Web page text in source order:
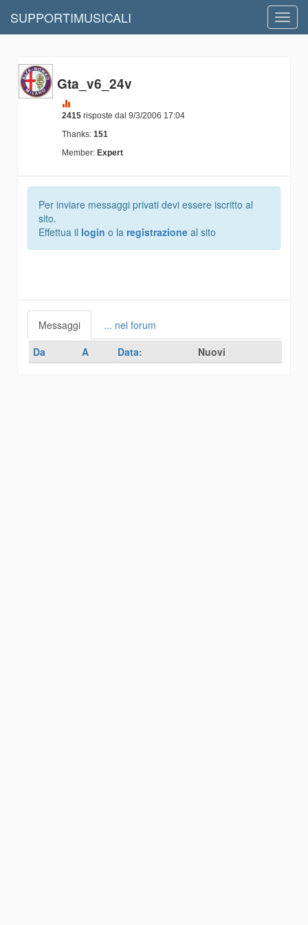
SUPPORTIMUSICALI
Gta_v6_24v
2415 risposte dal 9/3/2006 17:04
Thanks: 151
Member: Expert
Per inviare messaggi privati devi essere iscritto al
sito.
Effettua il login o la registrazione al sito
Messaggi
... nel forum
Da
A Data: Nuovi